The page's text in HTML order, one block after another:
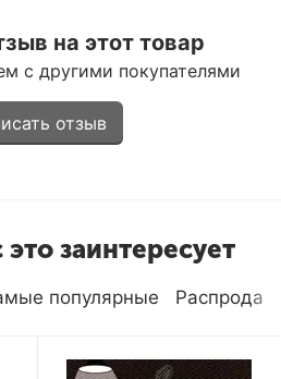
на этот товар
с другими покупателями
отзыв
заинтересует
популярные